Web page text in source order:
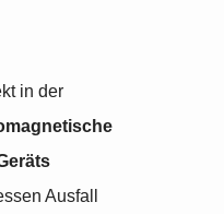
in der
Ausfall